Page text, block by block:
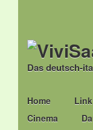
Das deutsch-
Main menu
Skip
to
content
Home Link
Cinema